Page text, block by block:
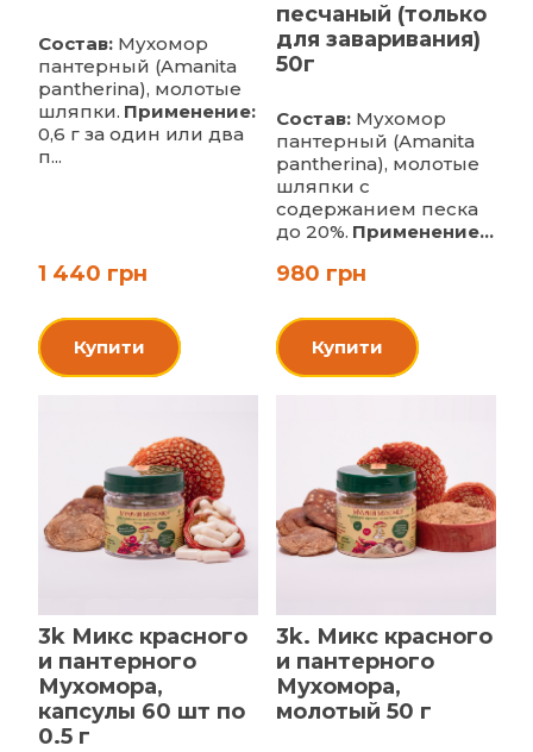
Состав:Мухомор
пантерный (Amanita
pantherina), молотые
шляпки. Применение:
0,6 г за один или два
п...
1 440 грн
Купити
песчаный (только
для заваривания)
50г
Состав:Мухомор
пантерный (Amanita
pantherina), молотые
шляпки с
содержанием песка
до 20%. Применение...
980 грн
Купити
3k Микс красного
и пантерного
Мухомора,
капсулы 60 шт по
0.5 г
3k. Микс красного
и пантерного
Мухомора,
молотый 50 г